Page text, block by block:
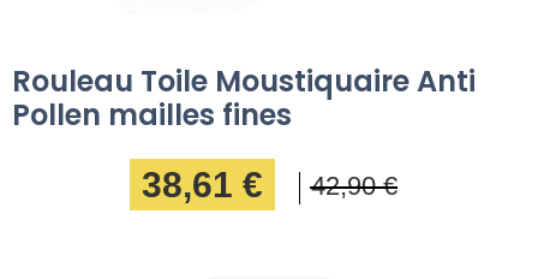
Rouleau Toile Moustiquaire Anti
Pollen mailles fines
38,61 €
42,90 €